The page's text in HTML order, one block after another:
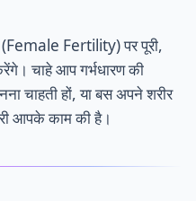
Fertility) पर पूरी,
चाहे आप गर्भधारण की
चाहती हों, या बस अपने शरीर
आपके काम की है।